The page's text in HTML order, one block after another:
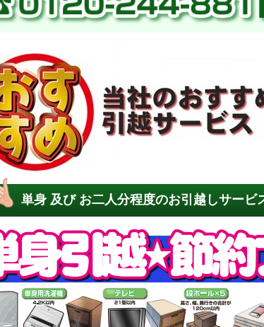
単身 及び お二人分程度のお引越しサービ